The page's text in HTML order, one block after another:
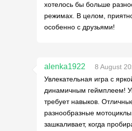
хотелось бы больше
режимах. В целом,
особенно с друзьями!
alenka1922
8 August
Увлекательная игра с
динамичным геймплеем!
требует навыков.
разнообразные
зашкаливает, когда